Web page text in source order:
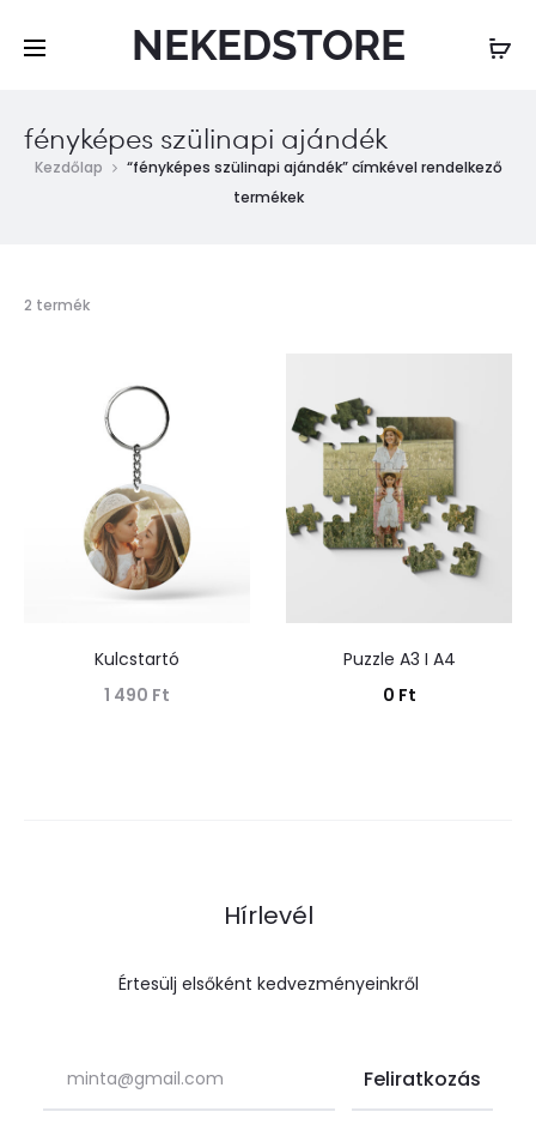
NEKEDSTORE
fényképes szülinapi ajándék
Kezdőlap
“fényképes szülinapi ajándék” címkével rendelkező
termékek
2 termékMind
megjelenítve
Kulcstartó
1 490 Ft
Puzzle A3 I A4
0 Ft
Hírlevél
Értesülj elsőként kedvezményeinkről